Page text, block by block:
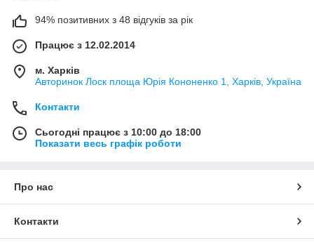
94% позитивних з 48 відгуків за рік
Працює з 12.02.2014
м. Харків
Авторинок Лоск площа Юрія Кононенко 1, Харків, Україна
Контакти
Сьогодні працює з 10:00 до 18:00
Показати весь графік роботи
Про нас
Контакти